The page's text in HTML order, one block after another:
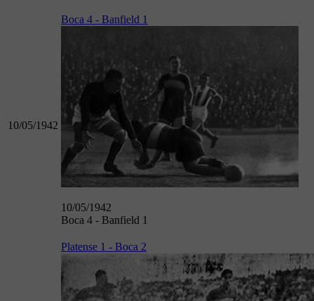
10/05/1942
Boca 4 - Banfield 1
10/05/1942
Boca 4 - Banfield 1
Platense 1 - Boca 2